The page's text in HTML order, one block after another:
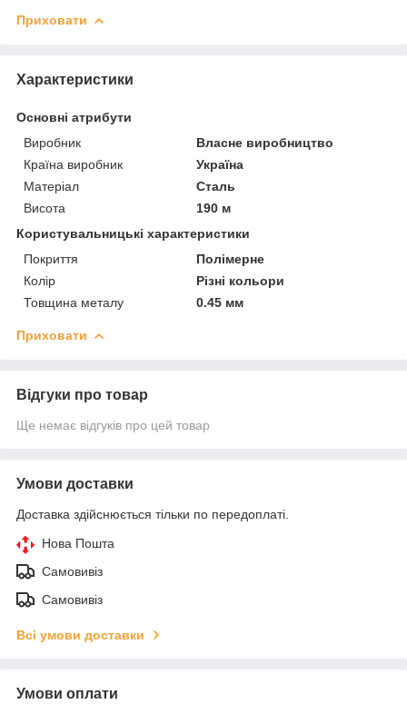
Приховати
Характеристики
Основні атрибути
Виробник
Власне виробництво
Країна виробник
Україна
Матеріал
Сталь
Висота
190 м
Користувальницькі характеристики
Покриття
Полімерне
Колір
Різні кольори
Товщина металу
0.45 мм
Приховати
Відгуки про товар
Ще немає відгуків про цей товар
Умови доставки
Доставка здійснюється тільки по передоплаті.
Нова Пошта
Самовивіз
Самовивіз
Всі умови доставки
Умови оплати